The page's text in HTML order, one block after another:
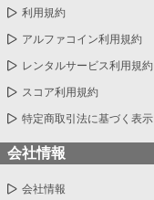
利用規約
アルファコイン利用規約
レンタルサービス利用規約
スコア利用規約
特定商取引法に基づく表示
会社情報
会社情報